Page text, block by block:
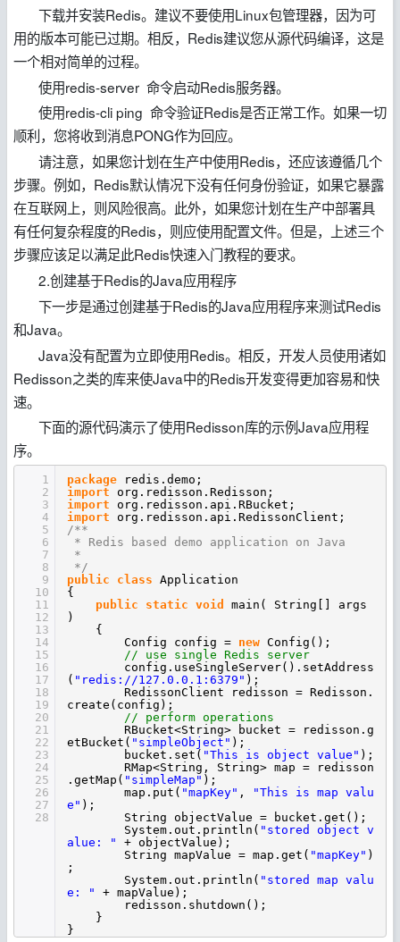
下载并安装Redis。建议不要使用Linux包管理器，因为可
用的版本可能已过期。相反，Redis建议您从源代码编译，这是
一个相对简单的过程。
使用redis-server 命令启动Redis服务器。
使用redis-cli ping 命令验证Redis是否正常工作。如果一切
顺利，您将收到消息PONG作为回应。
请注意，如果您计划在生产中使用Redis，还应该遵循几个
步骤。例如，Redis默认情况下没有任何身份验证，如果它暴露
在互联网上，则风险很高。此外，如果您计划在生产中部署具
有任何复杂程度的Redis，则应使用配置文件。但是，上述三个
步骤应该足以满足此Redis快速入门教程的要求。
2.创建基于Redis的Java应用程序
下一步是通过创建基于Redis的Java应用程序来测试Redis
和Java。
Java没有配置为立即使用Redis。相反，开发人员使用诸如
Redisson之类的库来使Java中的Redis开发变得更加容易和快
速。
下面的源代码演示了使用Redisson库的示例Java应用程
序。
1
2
3
4
5
6
7
8
9
10
11
12
13
14
15
16
17
18
19
20
21
22
23
24
25
26
27
28
package
redis.demo;
import
org.redisson.Redisson;
import
org.redisson.api.RBucket;
import
org.redisson.api.RedissonClient;
/**
* Redis based demo application on Java
*
*/
public
class Application
{
public
static void
main( String[] args
)
{
Config config = new Config();
// use single Redis server
config.useSingleServer().setAddress
( "redis://127.0.0.1:6379" );
RedissonClient redisson = Redisson.
create(config);
// perform operations
RBucket<String> bucket = redisson.g
etBucket( "simpleObject" );
bucket.set( "This is object value" );
RMap<String, String> map = redisson
.getMap( "simpleMap" );
map.put( "mapKey" ,
"This is map valu
e" );
String objectValue = bucket.get();
System.out.println( "stored object v
alue: "
+ objectValue);
String mapValue = map.get( "mapKey" )
;
System.out.println( "stored map valu
e: "
+ mapValue);
redisson.shutdown();
}
}